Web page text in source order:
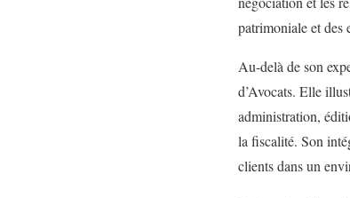
patrimoniale et des
Au-delà de son
d’Avocats. Elle
administration,
la fiscalité. Son
clients dans un